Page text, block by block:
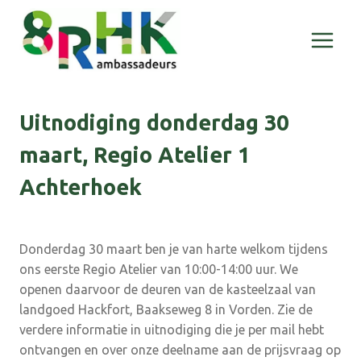
Doorgaan
naar
inhoud
Uitnodiging donderdag 30
maart, Regio Atelier 1
Achterhoek
Donderdag 30 maart ben je van harte welkom tijdens
ons eerste Regio Atelier van 10:00-14:00 uur. We
openen daarvoor de deuren van de kasteelzaal van
landgoed Hackfort, Baakseweg 8 in Vorden. Zie de
verdere informatie in uitnodiging die je per mail hebt
ontvangen en over onze deelname aan de prijsvraag op